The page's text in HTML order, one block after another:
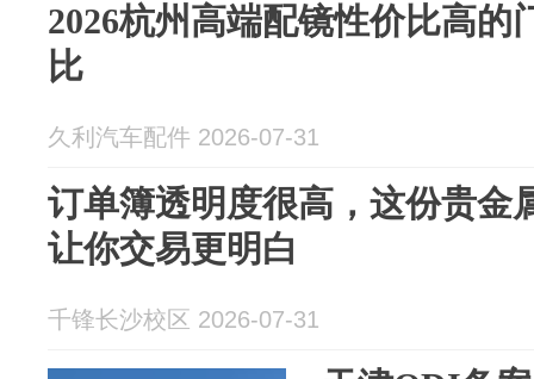
2026杭州高端配镜性价比高的
比
久利汽车配件 2026-07-31
订单簿透明度很高，这份贵金
让你交易更明白
千锋长沙校区 2026-07-31